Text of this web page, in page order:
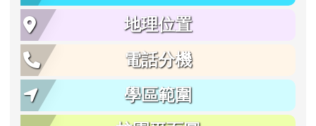
地理位置
電話分機
學區範圍